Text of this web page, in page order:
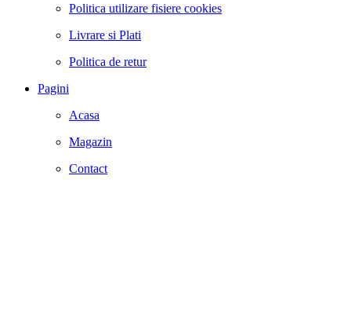
Politica utilizare fisiere cookies
Livrare si Plati
Politica de retur
Pagini
Acasa
Magazin
Contact